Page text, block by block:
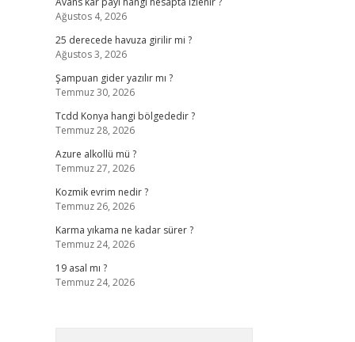
Ağustos 4, 2026
25 derecede havuza girilir mi ?
Ağustos 3, 2026
Şampuan gider yazılır mı ?
Temmuz 30, 2026
Tcdd Konya hangi bölgededir ?
Temmuz 28, 2026
Azure alkollü mü ?
Temmuz 27, 2026
Kozmik evrim nedir ?
Temmuz 26, 2026
Karma yıkama ne kadar sürer ?
Temmuz 24, 2026
19 asal mı ?
Temmuz 24, 2026